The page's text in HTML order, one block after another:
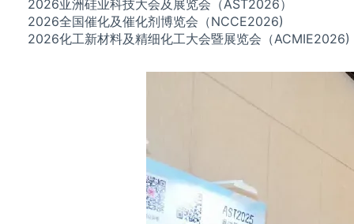
2026亚洲硅业科技大会及展览会（AST2026）
2026全国催化及催化剂博览会（NCCE2026)
2026化工新材料及精细化工大会暨展览会（ACMIE2026)